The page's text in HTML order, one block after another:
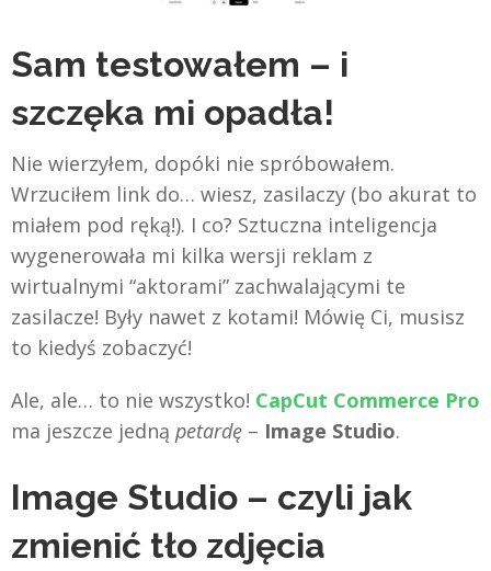
Sam testowałem – i
szczęka mi opadła!
Nie wierzyłem, dopóki nie spróbowałem.
Wrzuciłem link do… wiesz, zasilaczy (bo akurat to
miałem pod ręką!). I co? Sztuczna inteligencja
wygenerowała mi kilka wersji reklam z
wirtualnymi “aktorami” zachwalającymi te
zasilacze! Były nawet z kotami! Mówię Ci, musisz
to kiedyś zobaczyć!
Ale, ale… to nie wszystko! CapCut Commerce Pro
ma jeszcze jedną petardę – Image Studio.
Image Studio – czyli jak
zmienić tło zdjęcia